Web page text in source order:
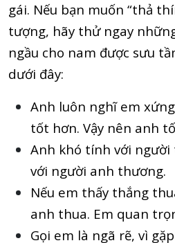
gái. Nếu bạn muốn “thả
tượng, hãy thử ngay
ngầu cho nam được sưu
dưới đây:
Anh luôn nghĩ em
tốt hơn. Vậy nên anh
Anh khó tính với
với người anh thương.
Nếu em thấy thắng
anh thua. Em quan
Gọi em là ngã rẽ, vì